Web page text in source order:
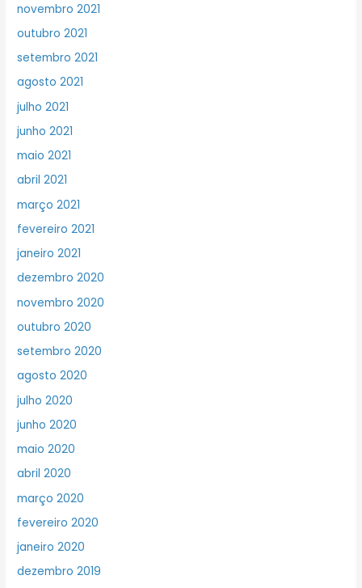
novembro 2021
outubro 2021
setembro 2021
agosto 2021
julho 2021
junho 2021
maio 2021
abril 2021
março 2021
fevereiro 2021
janeiro 2021
dezembro 2020
novembro 2020
outubro 2020
setembro 2020
agosto 2020
julho 2020
junho 2020
maio 2020
abril 2020
março 2020
fevereiro 2020
janeiro 2020
dezembro 2019